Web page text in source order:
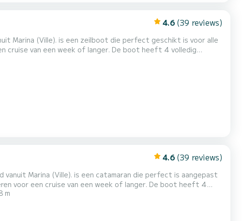
4.6 (39 reviews)
Marina (Ville). is een zeilboot die perfect geschikt is voor alle
of langer. De boot heeft 4 volledig
lengte van 15 meter is het uw beste bondgenoot om een
4.6 (39 reviews)
Marina (Ville). is een catamaran die perfect is aangepast
cruise van een week of langer. De boot heeft 4
een totale lengte van 13 meter is het uw beste bondgenoot
m